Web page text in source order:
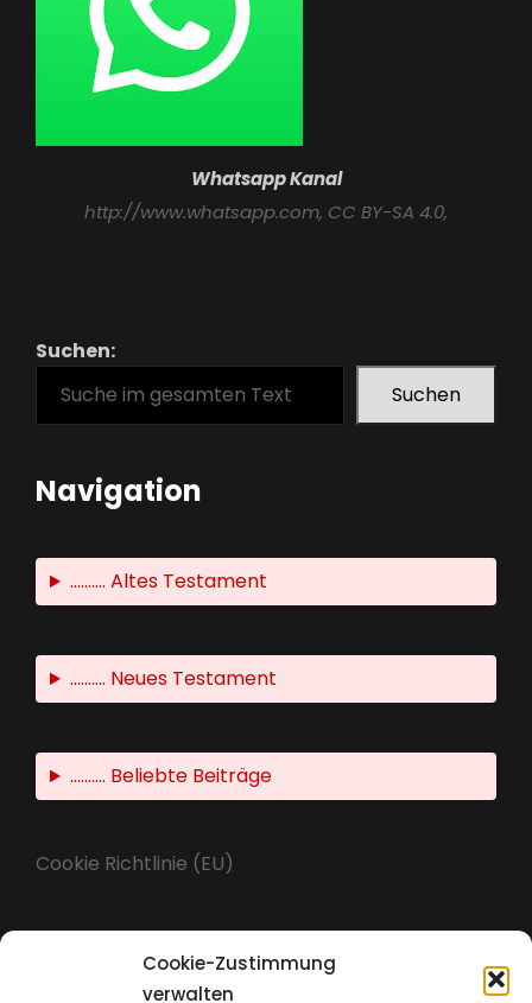
Cookie-Zustimmung
verwalten
Whatsapp Kanal
http://www.whatsapp.com, CC BY-SA 4.0,
Suchen:
Suchen
Navigation
.......... Altes Testament
.......... Neues Testament
.......... Beliebte Beiträge
Cookie Richtlinie (EU)